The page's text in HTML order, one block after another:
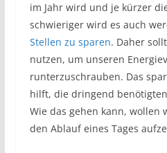
im Jahr wird und je kürzer
schwieriger wird es auch
Stellen zu sparen. Daher
nutzen, um unseren
runterzuschrauben. Das
hilft, die dringend
Wie das gehen kann, wollen
den Ablauf eines Tages